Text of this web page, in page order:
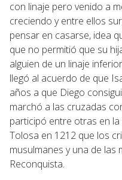
con linaje pero venido a
creciendo y entre ellos
pensar en casarse, idea
que no permitió que su
alguien de un linaje
llegó al acuerdo de que
años a que Diego
marchó a las cruzadas
participó entre otras en
Tolosa en 1212 que los
musulmanes y una de las
Reconquista.